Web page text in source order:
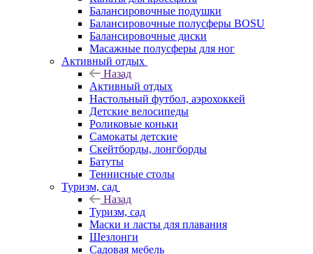
Балансировочные подушки
Балансировочные полусферы BOSU
Балансировочные диски
Масажные полусферы для ног
Активный отдых
Назад
Активный отдых
Настольный футбол, аэрохоккей
Детские велосипеды
Роликовые коньки
Самокаты детские
Скейтборды, лонгборды
Батуты
Теннисные столы
Туризм, сад
Назад
Туризм, сад
Маски и ласты для плавания
Шезлонги
Садовая мебель